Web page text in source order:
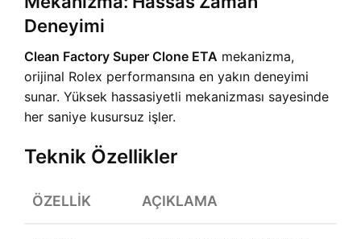
Deneyimi
Clean Factory Super Clone ETA mekanizma,
orijinal Rolex performansına en yakın deneyimi
sunar. Yüksek hassasiyetli mekanizması sayesinde
her saniye kusursuz işler.
Teknik Özellikler
ÖZELLIK AÇIKLAMA